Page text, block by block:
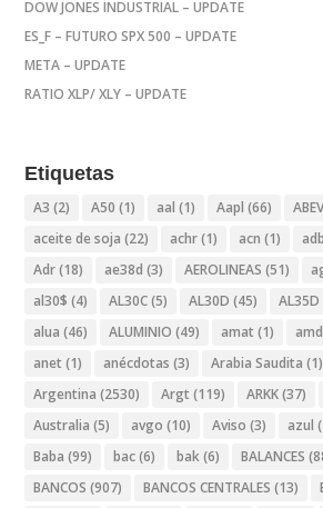
DOW JONES INDUSTRIAL – UPDATE
ES_F – FUTURO SPX 500 – UPDATE
META – UPDATE
RATIO XLP/ XLY – UPDATE
Etiquetas
A3 (2) A50 (1) aal (1) Aapl (66)
aceite de soja (22) achr(1) acn (1)
Adr(18) ae38d (3) AEROLINEAS (51)
al30$ (4) AL30C(5) AL30D (45) AL35D
alua (46) ALUMINIO (49) amat (1) amd
anet (1) anécdotas (3) Arabia Saudita (1)
Argentina (2530) Argt (119) ARKK(37)
Australia (5) avgo (10) Aviso (3) azul
Baba (99) bac(6) bak(6) BALANCES
BANCOS (907) BANCOS CENTRALES (13)